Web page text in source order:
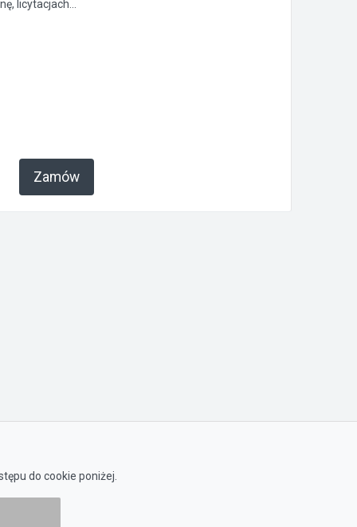
licytacjach...
Zamów
do cookie poniżej.